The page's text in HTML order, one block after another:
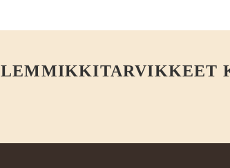
LEMMIKKITARVIKKEET